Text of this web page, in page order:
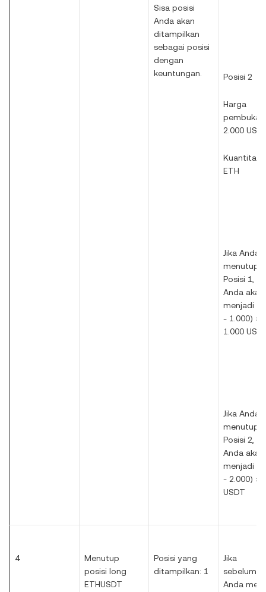
Sisa posisi
Anda akan
ditampilkan
sebagai posisi
dengan
keuntungan.
Posisi 2
Harga
2.000
Kuantitas:
ETH
Jika Anda
menutup
Posisi 1,
Anda akan
menjadi
- 1.000) ×
1.000
Jika Anda
menutup
Posisi 2,
Anda akan
menjadi
- 2.000) ×
USDT
4
Menutup
posisi long
ETHUSDT
Posisi yang
ditampilkan: 1
Jika
Anda